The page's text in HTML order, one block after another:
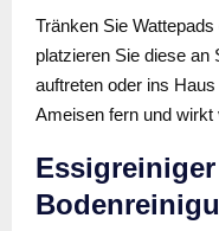
Tränken Sie
platzieren Sie diese an
auftreten oder ins
Ameisen fern und wirkt